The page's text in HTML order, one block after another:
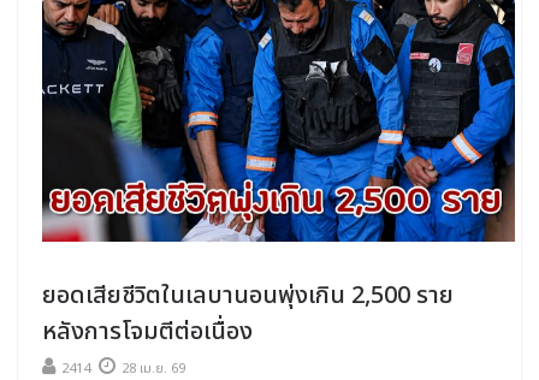
ยอดเสียชีวิตในเลบานอนพุ่งเกิน 2,500 ราย
หลังการโจมตีต่อเนื่อง
2414 28 เม.ย. 69